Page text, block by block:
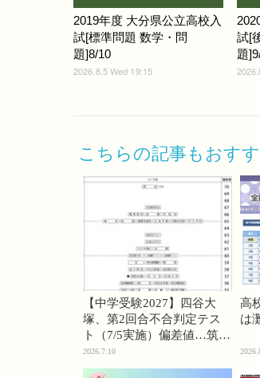
2019年度 大分県公立高校入
試[標準問題 数学・問
題]8/10
2026.8.5 Wed 19:15
試[
題
こちらの記事もおす
【中学受験2027】四谷大
塚、第2回合不合判定テス
ト（7/5実施）偏差値…筑駒
74・桜蔭70＜PR＞
2026.7.10
高
は